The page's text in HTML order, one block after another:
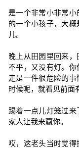
是一个非常小非常
的一个小孩子，大
儿。
晚上从田园里回来
不平，又没有灯。
走是一件很危险的
时候呢，就看见前面
踢着一点儿灯笼过
家人让我来赢你。
哎，这老头当时觉